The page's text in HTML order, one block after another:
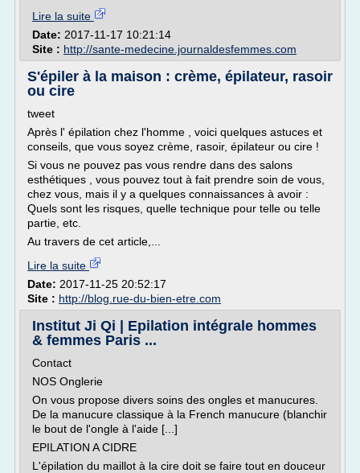
Lire la suite
Date: 2017-11-17 10:21:14
Site : http://sante-medecine.journaldesfemmes.com
S'épiler à la maison : crème, épilateur, rasoir
ou cire
tweet
Après l' épilation chez l'homme , voici quelques astuces et
conseils, que vous soyez crème, rasoir, épilateur ou cire !
Si vous ne pouvez pas vous rendre dans des salons
esthétiques , vous pouvez tout à fait prendre soin de vous,
chez vous, mais il y a quelques connaissances à avoir :
Quels sont les risques, quelle technique pour telle ou telle
partie, etc.
Au travers de cet article,...
Lire la suite
Date: 2017-11-25 20:52:17
Site : http://blog.rue-du-bien-etre.com
Institut Ji Qi | Epilation intégrale hommes
& femmes Paris ...
Contact
NOS Onglerie
On vous propose divers soins des ongles et manucures.
De la manucure classique à la French manucure (blanchir
le bout de l'ongle à l'aide [...]
EPILATION A CIDRE
L'épilation du maillot à la cire doit se faire tout en douceur